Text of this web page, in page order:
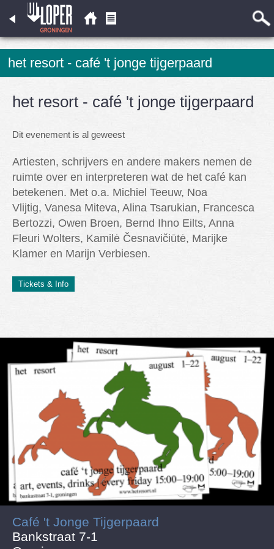
het resort - café 't jonge tijgerpaard
het resort - café 't jonge tijgerpaard
Dit evenement is al geweest
Artiesten, schrijvers en andere makers nemen de
ruimte over en interpreteren wat de het café kan
betekenen. Met o.a. Michiel Teeuw, Noa
Vlijtig, Vanesa Miteva, Alina Tsarukian, Francesca
Bertozzi, Owen Broen, Bernd Ihno Eilts, Anna
Fleuri Wolters, Kamilė Česnavičiūtė, Marijke
Klamer en Marijn Verbiesen.
Tickets & Info
Café 't Jonge Tijgerpaard
Bankstraat 7-1